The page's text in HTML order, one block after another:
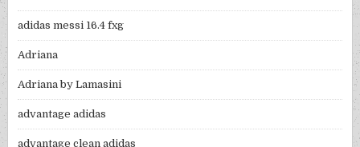
adidas messi 16.4 fxg
Adriana
Adriana by Lamasini
advantage adidas
advantage clean adidas